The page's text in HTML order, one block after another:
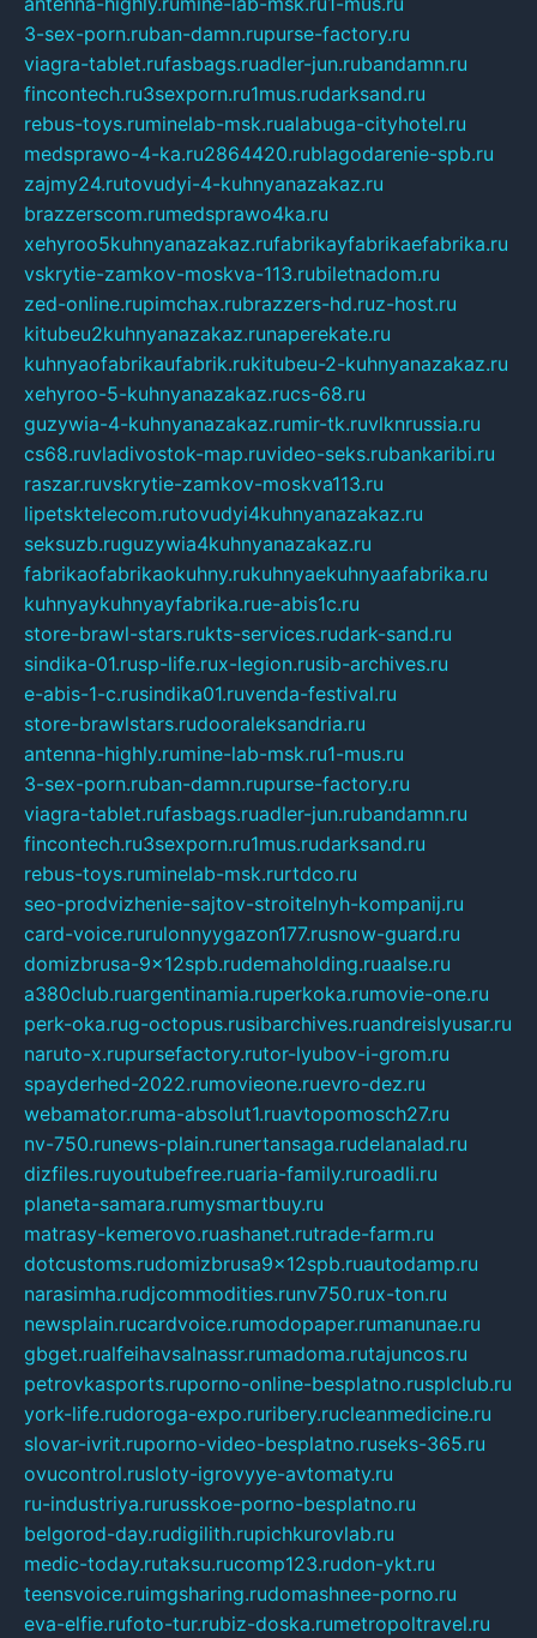
3-sex-porn.ruban-damn.rupurse-factory.ru
viagra-tablet.rufasbags.ruadler-jun.rubandamn.ru
fincontech.ru3sexporn.ru1mus.rudarksand.ru
rebus-toys.ruminelab-msk.rualabuga-cityhotel.ru
medsprawo-4-ka.ru2864420.rublagodarenie-spb.ru
zajmy24.rutovudyi-4-kuhnyanazakaz.ru
brazzerscom.rumedsprawo4ka.ru
xehyroo5kuhnyanazakaz.rufabrikayfabrikaefabrika.ru
vskrytie-zamkov-moskva-113.rubiletnadom.ru
zed-online.rupimchax.rubrazzers-hd.ruz-host.ru
kitubeu2kuhnyanazakaz.runaperekate.ru
kuhnyaofabrikaufabrik.rukitubeu-2-kuhnyanazakaz.ru
xehyroo-5-kuhnyanazakaz.rucs-68.ru
guzywia-4-kuhnyanazakaz.rumir-tk.ruvlknrussia.ru
cs68.ruvladivostok-map.ruvideo-seks.rubankaribi.ru
raszar.ruvskrytie-zamkov-moskva113.ru
lipetsktelecom.rutovudyi4kuhnyanazakaz.ru
seksuzb.ruguzywia4kuhnyanazakaz.ru
fabrikaofabrikaokuhny.rukuhnyaekuhnyaafabrika.ru
kuhnyaykuhnyayfabrika.rue-abis1c.ru
store-brawl-stars.rukts-services.rudark-sand.ru
sindika-01.rusp-life.rux-legion.rusib-archives.ru
e-abis-1-c.rusindika01.ruvenda-festival.ru
store-brawlstars.rudooraleksandria.ru
antenna-highly.rumine-lab-msk.ru1-mus.ru
3-sex-porn.ruban-damn.rupurse-factory.ru
viagra-tablet.rufasbags.ruadler-jun.rubandamn.ru
fincontech.ru3sexporn.ru1mus.rudarksand.ru
rebus-toys.ruminelab-msk.rurtdco.ru
seo-prodvizhenie-sajtov-stroitelnyh-kompanij.ru
card-voice.rurulonnyygazon177.rusnow-guard.ru
domizbrusa-9x12spb.rudemaholding.ruaalse.ru
a380club.ruargentinamia.ruperkoka.rumovie-one.ru
perk-oka.rug-octopus.rusibarchives.ruandreislyusar.ru
naruto-x.rupursefactory.rutor-lyubov-i-grom.ru
spayderhed-2022.rumovieone.ruevro-dez.ru
webamator.ruma-absolut1.ruavtopomosch27.ru
nv-750.runews-plain.runertansaga.rudelanalad.ru
dizfiles.ruyoutubefree.ruaria-family.ruroadli.ru
planeta-samara.rumysmartbuy.ru
matrasy-kemerovo.ruashanet.rutrade-farm.ru
dotcustoms.rudomizbrusa9x12spb.ruautodamp.ru
narasimha.rudjcommodities.runv750.rux-ton.ru
newsplain.rucardvoice.rumodopaper.rumanunae.ru
gbget.rualfeihavsalnassr.rumadoma.rutajuncos.ru
petrovkasports.ruporno-online-besplatno.rusplclub.ru
york-life.rudoroga-expo.ruribery.rucleanmedicine.ru
slovar-ivrit.ruporno-video-besplatno.ruseks-365.ru
ovucontrol.rusloty-igrovyye-avtomaty.ru
ru-industriya.rurusskoe-porno-besplatno.ru
belgorod-day.rudigilith.rupichkurovlab.ru
medic-today.rutaksu.rucomp123.rudon-ykt.ru
teensvoice.ruimgsharing.rudomashnee-porno.ru
eva-elfie.rufoto-tur.rubiz-doska.rumetropoltravel.ru